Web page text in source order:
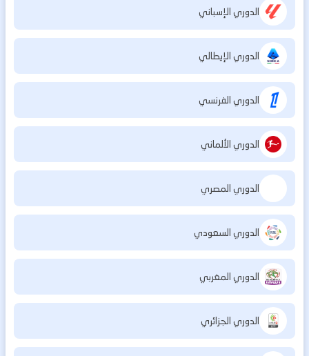
الدوري الإسباني
الدوري الإيطالي
الدوري الفرنسي
الدوري الألماني
الدوري المصري
الدوري السعودي
الدوري المغربي
الدوري الجزائري